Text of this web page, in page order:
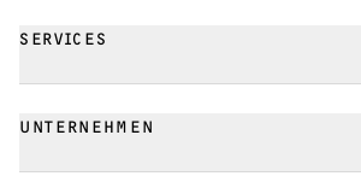
SERVICES
UNTERNEHMEN